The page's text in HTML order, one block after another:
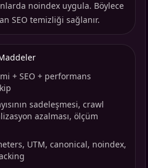
noindex uygula. Böylece
SEO temizliği sağlanır.
+ SEO + performans
sadeleşmesi, crawl
azalması, ölçüm
UTM, canonical, noindex,